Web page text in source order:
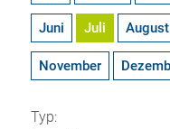
Juni Juli August
November
Typ: